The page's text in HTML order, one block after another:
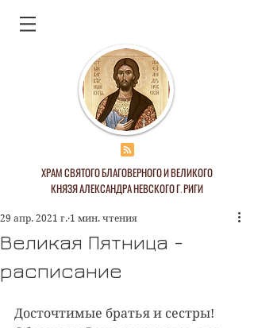
ХРАМ СВЯТОГО БЛАГОВЕРНОГО И ВЕЛИКОГО
КНЯЗЯ АЛЕКСАНДРА НЕВСКОГО Г. РИГИ
Великая Пятница -
расписание
29 апр. 2021 г. 1 мин. чтения
Досточтимые братья и сестры!